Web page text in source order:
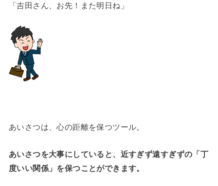
「吉田さん、お先！また明日ね」
あいさつは、心の距離を保つツール。
あいさつを大事にしていると、近すぎず遠すぎずの「丁
度いい関係」を保つことができます。